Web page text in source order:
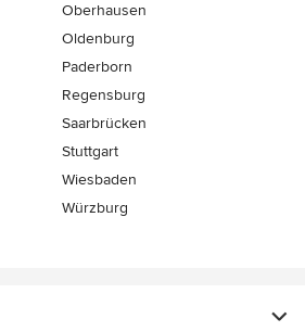
Oberhausen
Oldenburg
Paderborn
Regensburg
Saarbrücken
Stuttgart
Wiesbaden
Würzburg